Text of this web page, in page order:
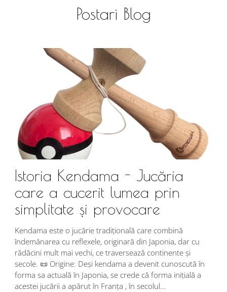
Postari Blog
Istoria Kendama - Jucăria
care a cucerit lumea prin
simplitate și provocare
Kendama este o jucărie tradițională care combină
îndemânarea cu reflexele, originară din Japonia, dar cu
rădăcini mult mai vechi, ce traversează continente și
secole. 📜 Origine: Deși kendama a devenit cunoscută în
forma sa actuală în Japonia, se crede că forma inițială a
acestei jucării a apărut în Franța , în secolul...